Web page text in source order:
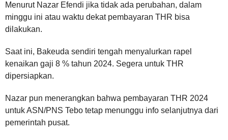
Menurut Nazar Efendi jika tidak ada perubahan, dalam
minggu ini atau waktu dekat pembayaran THR bisa
dilakukan.
Saat ini, Bakeuda sendiri tengah menyalurkan rapel
kenaikan gaji 8 % tahun 2024. Segera untuk THR
dipersiapkan.
Nazar pun menerangkan bahwa pembayaran THR 2024
untuk ASN/PNS Tebo tetap menunggu info selanjutnya dari
pemerintah pusat.